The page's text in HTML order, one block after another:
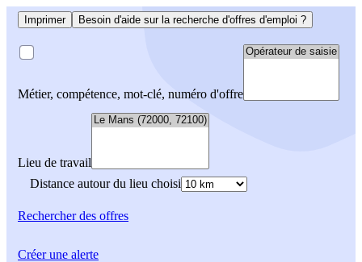
Imprimer Besoin d'aide sur la recherche d'offres d'emploi ?
Métier, compétence, mot-clé, numéro d'offre
Lieu de travail
Distance autour du lieu choisi
Rechercherdes offres
Créer une alerte